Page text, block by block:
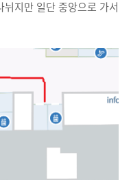
지만 일단 중앙으로 가서